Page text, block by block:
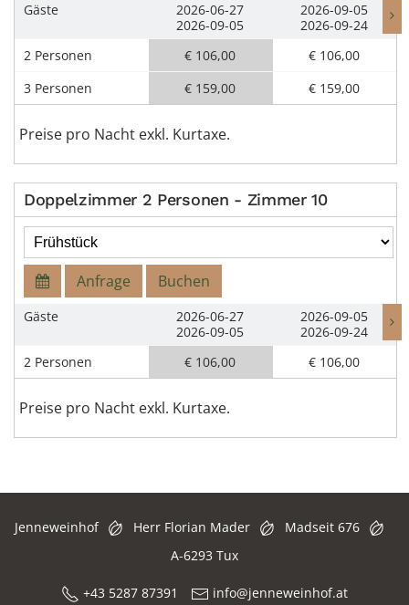
Gäste
2 Personen
3 Personen
2026-06-27
2026-09-05
€ 106,00
€ 159,00
2026-09-05
2026-09-24
€ 106,00
€ 159,00
Preise pro Nacht exkl. Kurtaxe.
Doppelzimmer 2 Personen - Zimmer 10
Anfrage Buchen
Gäste
2 Personen
2026-06-27
2026-09-05
€ 106,00
2026-09-05
2026-09-24
€ 106,00
Preise pro Nacht exkl. Kurtaxe.
Jenneweinhof Herr Florian Mader
Madseit 676
A-6293 Tux
+43 5287 87391 info@jenneweinhof.at